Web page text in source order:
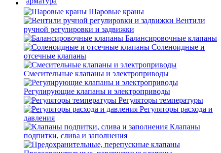
Шаровые краны
Вентили
ручной регулировки и задвижки
Балансировочные клапаны
Соленоидные и
отсечные клапаны
Смесительные клапаны и электроприводы
Регулирующие клапаны и электроприводы
Регуляторы температуры
Регуляторы расхода и
давления
Клапаны
подпитки, слива и заполнения